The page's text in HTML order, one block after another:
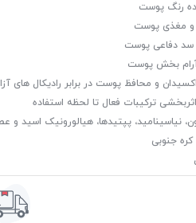
رنگ پوست
و مغذی پوست
سد دفاعی پوست
بخش پوست
و محافظ پوست در برابر رادیکال‌ های
ترکیبات فعال تا لحظه استفاده
نیاسینامید، پپتیدها، هیالورونیک اسید و
جنوبی